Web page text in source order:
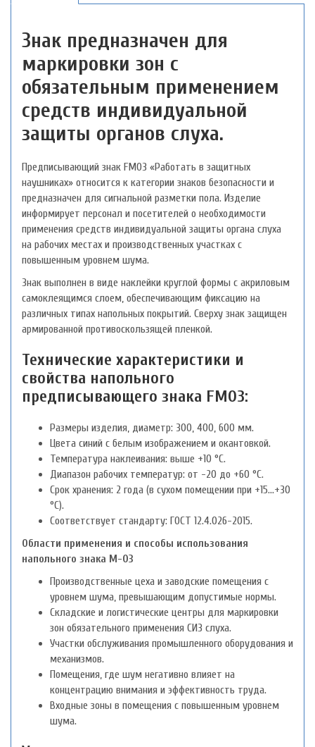
Знак предназначен для
маркировки зон с
обязательным применением
средств индивидуальной
защиты органов слуха.
Предписывающий знак FM03 «Работать в защитных
наушниках» относится к категории знаков безопасности и
предназначен для сигнальной разметки пола. Изделие
информирует персонал и посетителей о необходимости
применения средств индивидуальной защиты органа слуха
на рабочих местах и производственных участках с
повышенным уровнем шума.
Знак выполнен в виде наклейки круглой формы с акриловым
самоклеящимся слоем, обеспечивающим фиксацию на
различных типах напольных покрытий. Сверху знак защищен
армированной противоскользящей пленкой.
Технические характеристики и
свойства напольного
предписывающего знака FM03:
Размеры изделия, диаметр: 300, 400, 600 мм.
Цвета синий с белым изображением и окантовкой.
Температура наклеивания: выше +10 °C.
Диапазон рабочих температур: от -20 до +60 °C.
Срок хранения: 2 года (в сухом помещении при +15…+30
°C).
Соответствует стандарту: ГОСТ 12.4.026-2015.
Области применения и способы использования
напольного знака M-03
Производственные цеха и заводские помещения с
уровнем шума, превышающим допустимые нормы.
Складские и логистические центры для маркировки
зон обязательного применения СИЗ слуха.
Участки обслуживания промышленного оборудования и
механизмов.
Помещения, где шум негативно влияет на
концентрацию внимания и эффективность труда.
Входные зоны в помещения с повышенным уровнем
шума.